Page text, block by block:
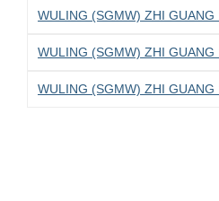
WULING (SGMW) ZHI GUANG
WULING (SGMW) ZHI GUANG
WULING (SGMW) ZHI GUANG